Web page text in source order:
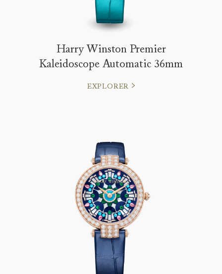
Harry Winston Premier
Kaleidoscope Automatic 36mm
EXPLORER